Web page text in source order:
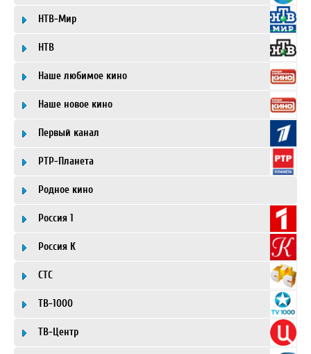
НТВ-Мир
НТВ
Наше любимое кино
Наше новое кино
Первый канал
РТР-Планета
Родное кино
Россия 1
Россия К
СТС
ТВ-1000
ТВ-Центр